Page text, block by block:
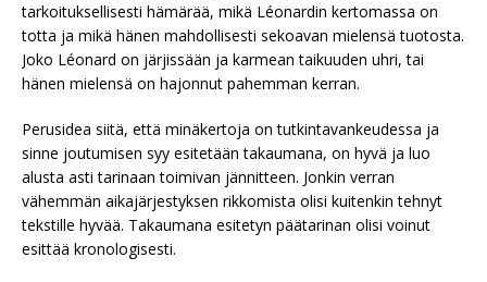
tarkoituksellisesti hämärää, mikä Léonardin kertomassa on
totta ja mikä hänen mahdollisesti sekoavan mielensä tuotosta.
Joko Léonard on järjissään ja karmean taikuuden uhri, tai
hänen mielensä on hajonnut pahemman kerran.
Perusidea siitä, että minäkertoja on tutkintavankeudessa ja
sinne joutumisen syy esitetään takaumana, on hyvä ja luo
alusta asti tarinaan toimivan jännitteen. Jonkin verran
vähemmän aikajärjestyksen rikkomista olisi kuitenkin tehnyt
tekstille hyvää. Takaumana esitetyn päätarinan olisi voinut
esittää kronologisesti.